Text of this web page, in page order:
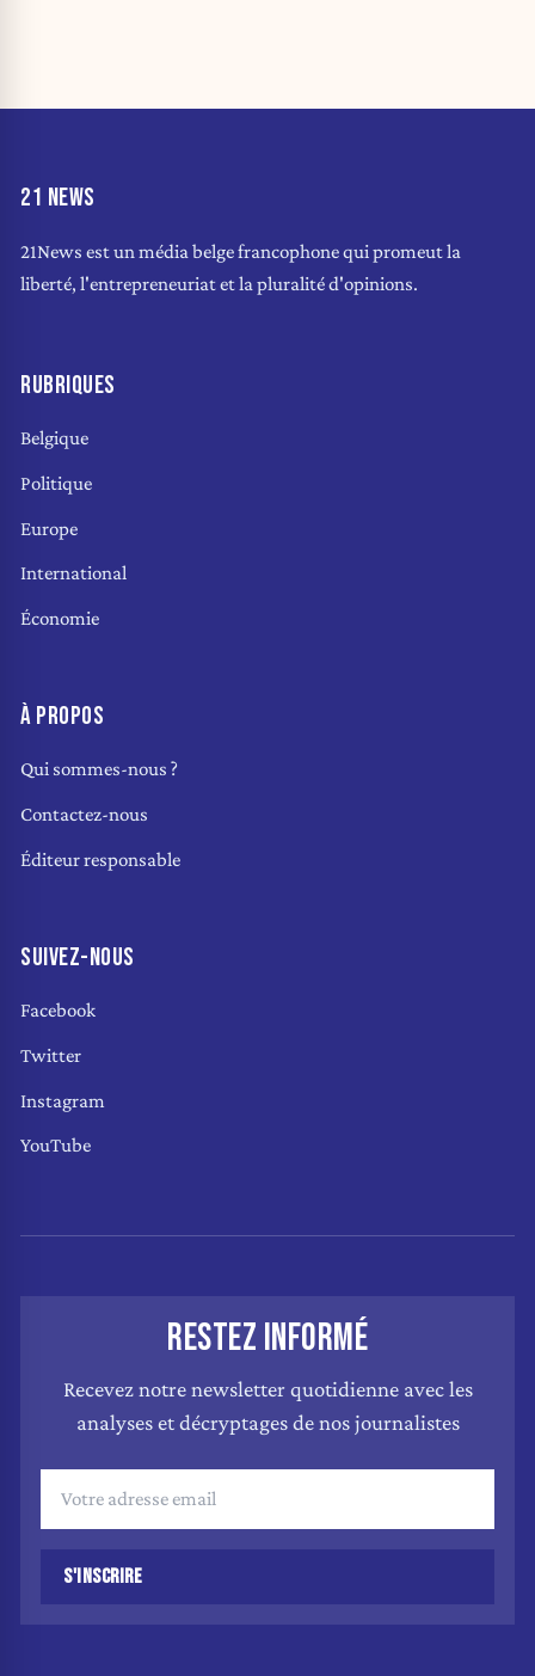
21 NEWS
21News est un média belge francophone qui promeut la
liberté, l'entrepreneuriat et la pluralité d'opinions.
RUBRIQUES
Belgique
Politique
Europe
International
Économie
À PROPOS
Qui sommes-nous ?
Contactez-nous
Éditeur responsable
SUIVEZ-NOUS
Facebook
Twitter
Instagram
YouTube
RESTEZ INFORMÉ
Recevez notre newsletter quotidienne avec les
analyses et décryptages de nos journalistes
S'INSCRIRE